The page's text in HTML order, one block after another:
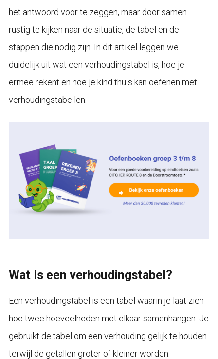
het antwoord voor te zeggen, maar door samen
rustig te kijken naar de situatie, de tabel en de
stappen die nodig zijn. In dit artikel leggen we
duidelijk uit wat een verhoudingstabel is, hoe je
ermee rekent en hoe je kind thuis kan oefenen met
verhoudingstabellen.
Wat is een verhoudingstabel?
Een verhoudingstabel is een tabel waarin je laat zien
hoe twee hoeveelheden met elkaar samenhangen. Je
gebruikt de tabel om een verhouding gelijk te houden
terwijl de getallen groter of kleiner worden.